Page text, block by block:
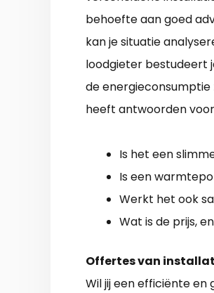
behoefte aan goed
kan je situatie
loodgieter bestudeert
de
heeft antwoorden
Is het een
Is een
Werkt het ook
Wat is de prijs,
Offertes van
Wil jij een efficiënte en